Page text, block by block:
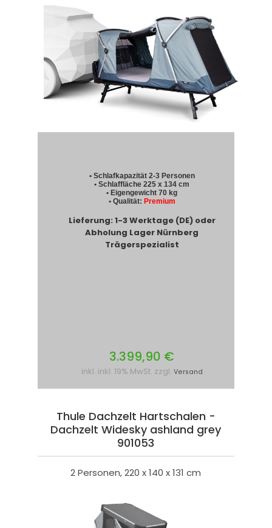
• Schlafkapazität 2-3 Personen
• Schlaffläche 225 x 134 cm
• Eigengewicht 70 kg
• Qualität: Premium
Lieferung: 1-3 Werktage (DE) oder
Abholung Lager Nürnberg
Trägerspezialist
3.399,90 €
inkl. inkl. 19% MwSt. zzgl. Versand
Thule Dachzelt Hartschalen -
Dachzelt Widesky ashland grey
901053
2 Personen, 220 x 140 x 131 cm